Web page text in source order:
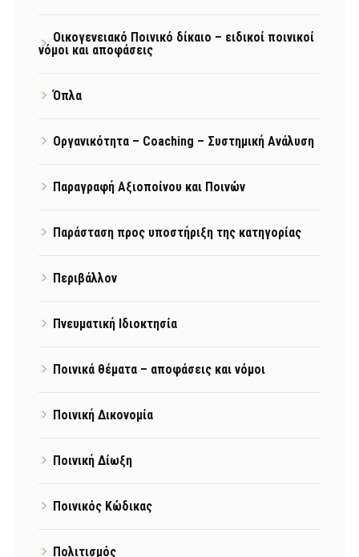
Οικογενειακό Ποινικό δίκαιο – ειδικοί ποινικοί
νόμοι και αποφάσεις
Όπλα
Οργανικότητα – Coaching – Συστημική Ανάλυση
Παραγραφή Αξιοποίνου και Ποινών
Παράσταση προς υποστήριξη της κατηγορίας
Περιβάλλον
Πνευματική Ιδιοκτησία
Ποινικά θέματα – αποφάσεις και νόμοι
Ποινική Δικονομία
Ποινική Δίωξη
Ποινικός Κώδικας
Πολιτισμός